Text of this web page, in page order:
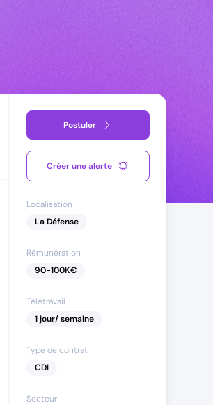
Postuler
Créer une alerte
Localisation
La Défense
Rémunération
90-100K€
Télétravail
1 jour/ semaine
Type de contrat
CDI
Secteur